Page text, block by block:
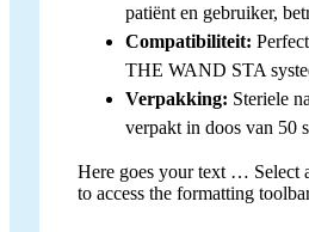
patiënt en gebruiker,
Compatibiliteit:
THE WAND STA
Verpakking: Steriele
verpakt in doos van 50
Here goes your text … Select
to access the formatting